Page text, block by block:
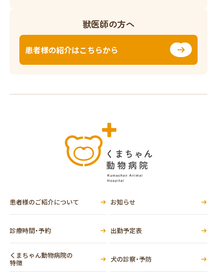
獣医師の方へ
患者様の紹介はこちらから
患者様のご紹介について お知らせ
診療時間・予約 出勤予定表
くまちゃん動物病院の
特徴
犬の診察・予防